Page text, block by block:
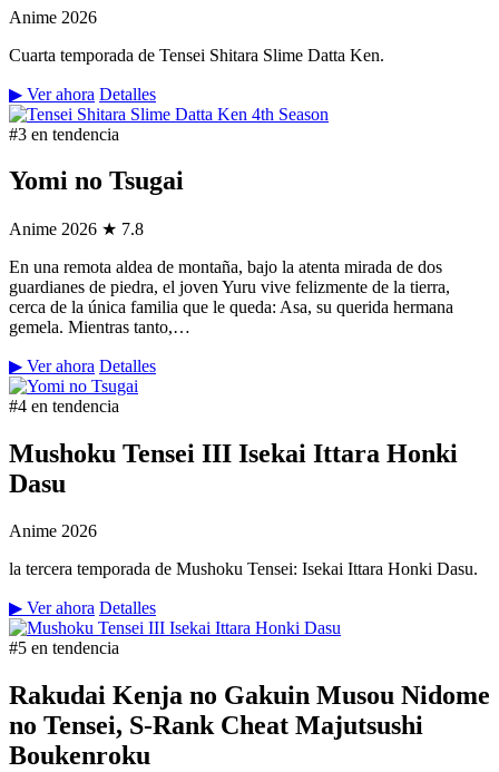
Anime 2026
Cuarta temporada de Tensei Shitara Slime Datta Ken.
▶ Ver ahora Detalles
#3 en tendencia
Yomi no Tsugai
Anime 2026 ★ 7.8
En una remota aldea de montaña, bajo la atenta mirada de dos
guardianes de piedra, el joven Yuru vive felizmente de la tierra,
cerca de la única familia que le queda: Asa, su querida hermana
gemela. Mientras tanto,…
▶ Ver ahora Detalles
#4 en tendencia
Mushoku Tensei III Isekai Ittara Honki
Dasu
Anime 2026
la tercera temporada de Mushoku Tensei: Isekai Ittara Honki Dasu.
▶ Ver ahora Detalles
#5 en tendencia
Rakudai Kenja no Gakuin Musou Nidome
no Tensei, S-Rank Cheat Majutsushi
Boukenroku